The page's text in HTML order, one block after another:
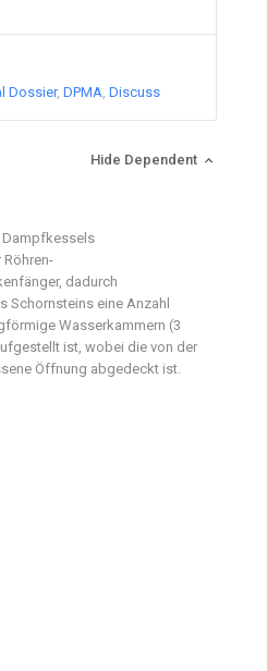
Dossier DPMA Discuss
Hide Dependent
Dampfkessels
dadurch
Schornsteins eine Anzahl
Wasserkammern (3
ist, wobei die von der
Öffnung abgedeckt ist.